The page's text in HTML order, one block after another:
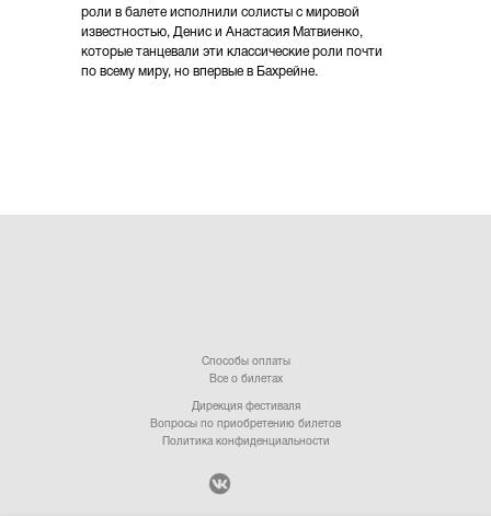
роли в балете исполнили солисты с мировой
известностью, Денис и Анастасия Матвиенко,
которые танцевали эти классические роли почти
по всему миру, но впервые в Бахрейне.
Способы оплаты
Дирекция фестиваля
Вопросы по приобретению билетов
Политика конфиденциальности
Все о билетах